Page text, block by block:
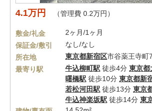
4.1万円 （管理費 0.2万円）
敷金/礼金
2ヶ月/1ヶ月
保証金/敷引
なし/なし
所在地
東京都新宿区市谷薬王寺町
最寄り駅
牛込柳町駅 徒歩4分 東京都
曙橋駅 徒歩10分 東京都新
若松河田駅 徒歩13分 東京
牛込神楽坂駅 徒歩14分 東